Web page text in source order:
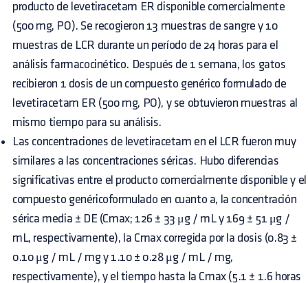
producto de levetiracetam ER disponible comercialmente
(500 mg, PO). Se recogieron 13 muestras de sangre y 10
muestras de LCR durante un período de 24 horas para el
análisis farmacocinético. Después de 1 semana, los gatos
recibieron 1 dosis de un compuesto genérico formulado de
levetiracetam ER (500 mg, PO), y se obtuvieron muestras al
mismo tiempo para su análisis.
Las concentraciones de levetiracetam en el LCR fueron muy
similares a las concentraciones séricas. Hubo diferencias
significativas entre el producto comercialmente disponible y el
compuesto genéricoformulado en cuanto a, la concentración
sérica media ± DE (Cmax; 126 ± 33 μg / mL y 169 ± 51 μg /
mL, respectivamente), la Cmax corregida por la dosis (0.83 ±
0.10 μg / mL / mg y 1.10 ± 0.28 μg / mL / mg,
respectivamente), y el tiempo hasta la Cmax (5.1 ± 1.6 horas